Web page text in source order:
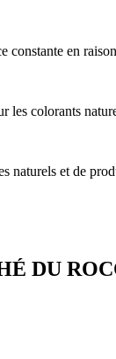
en
les colorants
naturels et de
DU